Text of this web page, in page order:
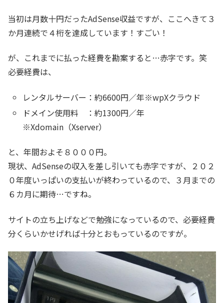
当初は月数十円だったAdSense収益ですが、ここへきて３
か月連続で４桁を達成しています！すごい！
が、これまでに払った経費を勘案すると…赤字です。笑
必要経費は、
レンタルサーバー：約6600円／年※wpXクラウド
ドメイン使用料 ：約1300円／年
※Xdomain（Xserver）
と、年間およそ８０００円。
現状、AdSenseの収入を差し引いても赤字ですが、２０２
０年度いっぱいの支払いが終わっているので、３月までの
６カ月に期待…ですね。
サイトの立ち上げなどで勉強になっているので、必要経費
分くらいかせげれば十分とおもっているのですが。